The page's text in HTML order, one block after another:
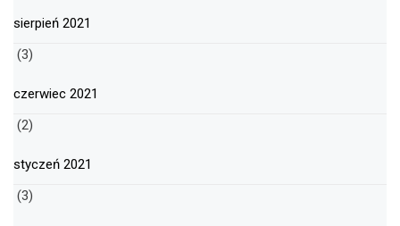
sierpień 2021
(3)
czerwiec 2021
(2)
styczeń 2021
(3)